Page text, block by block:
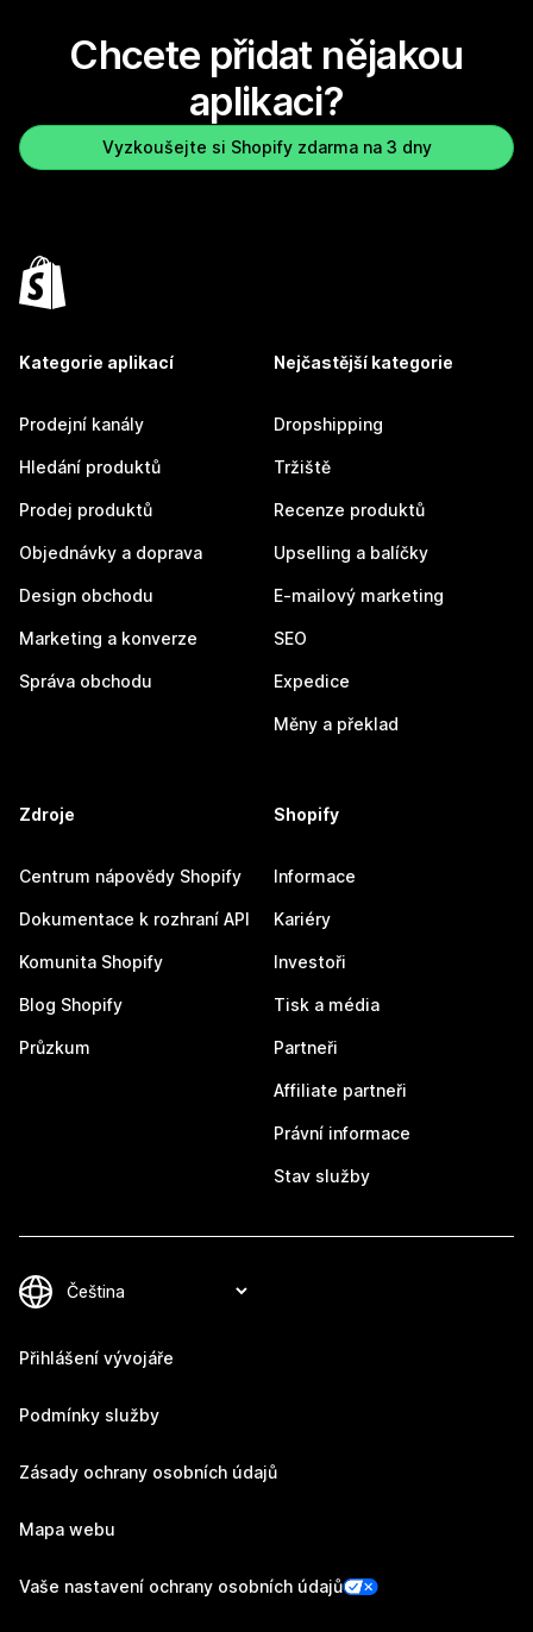
Chcete přidat nějakou
aplikaci?
Vyzkoušejte si Shopify zdarma na 3 dny
Kategorie aplikací
Prodejní kanály
Hledání produktů
Prodej produktů
Objednávky a doprava
Design obchodu
Marketing a konverze
Správa obchodu
Nejčastější kategorie
Dropshipping
Tržiště
Recenze produktů
Upselling a balíčky
E-mailový marketing
SEO
Expedice
Měny a překlad
Zdroje
Centrum nápovědy Shopify
Dokumentace k rozhraní API
Komunita Shopify
Blog Shopify
Průzkum
Shopify
Informace
Kariéry
Investoři
Tisk a média
Partneři
Affiliate partneři
Právní informace
Stav služby
Přihlášení vývojáře
Podmínky služby
Zásady ochrany osobních údajů
Mapa webu
Vaše nastavení ochrany osobních údajů